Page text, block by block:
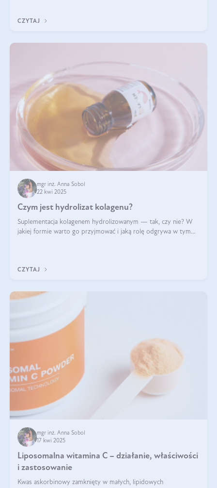
CZYTAJ
mgr inż. Anna Sobol
22 kwi 2025
Czym jest hydrolizat kolagenu?
Suplementacja kolagenem hydrolizowanym — tak, czy nie? W
jakiej formie warto go przyjmować i jaką rolę odgrywa w tym
CZYTAJ
mgr inż. Anna Sobol
17 kwi 2025
Liposomalna witamina C – działanie, właściwości
i zastosowanie
Kwas askorbinowy zamknięty w małych, lipidowych